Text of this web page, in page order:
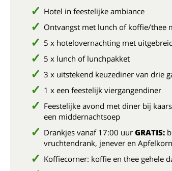
Hotel in feestelijke ambiance
Ontvangst met lunch of koffie/thee
5 x hotelovernachting met
5 x lunch of lunchpakket
3 x uitstekend keuzediner van drie
1 x een feestelijk viergangendiner
Feestelijke avond met diner bij
een middernachtsoep
Drankjes vanaf 17:00 uur GRATIS:
vruchtendrank, jenever en Apfelkorn
Koffiecorner: koffie en thee gehele